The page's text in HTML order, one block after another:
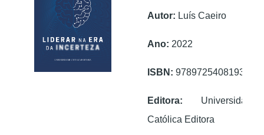
Autor: Luís Caeiro
Ano: 2022
ISBN: 9789725408193
Editora: Universidade
Católica Editora